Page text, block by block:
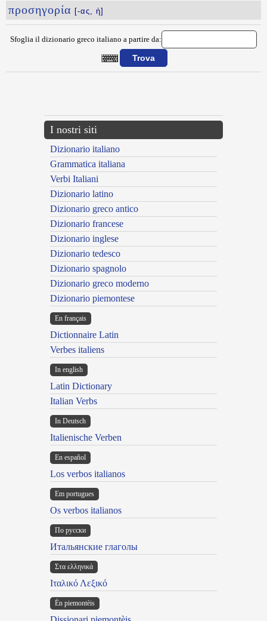
προσηγορία [-ας, ἡ]
Sfoglia il dizionario greco italiano a partire da:
I nostri siti
Dizionario italiano
Grammatica italiana
Verbi Italiani
Dizionario latino
Dizionario greco antico
Dizionario francese
Dizionario inglese
Dizionario tedesco
Dizionario spagnolo
Dizionario greco moderno
Dizionario piemontese
En français
Dictionnaire Latin
Verbes italiens
In english
Latin Dictionary
Italian Verbs
In Deutsch
Italienische Verben
En español
Los verbos italianos
Em portugues
Os verbos italianos
По русски
Итальянские глаголы
Στα ελληνικά
Ιταλικό Λεξικό
Ën piemontèis